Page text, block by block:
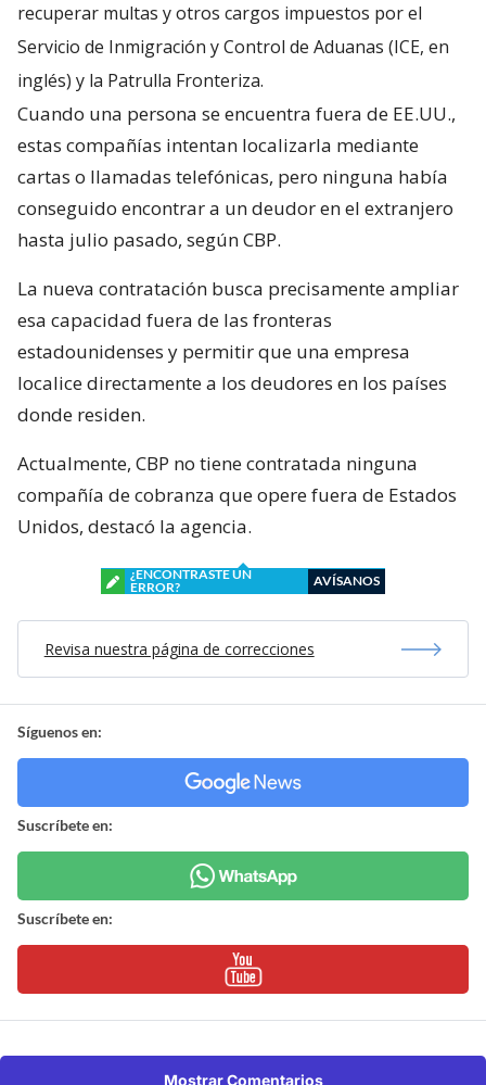
recuperar multas y otros cargos impuestos por el
Servicio de Inmigración y Control de Aduanas (ICE, en
inglés) y la Patrulla Fronteriza.
Cuando una persona se encuentra fuera de EE.UU.,
estas compañías intentan localizarla mediante
cartas o llamadas telefónicas, pero ninguna había
conseguido encontrar a un deudor en el extranjero
hasta julio pasado, según CBP.
La nueva contratación busca precisamente ampliar
esa capacidad fuera de las fronteras
estadounidenses y permitir que una empresa
localice directamente a los deudores en los países
donde residen.
Actualmente, CBP no tiene contratada ninguna
compañía de cobranza que opere fuera de Estados
Unidos, destacó la agencia.
¿ENCONTRASTE UN
ERROR?
AVÍSANOS
Revisa nuestra página de correcciones
Síguenos en:
Suscríbete en:
Suscríbete en:
Mostrar Comentarios